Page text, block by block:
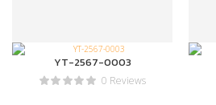
YT-2567-0003
0 Reviews